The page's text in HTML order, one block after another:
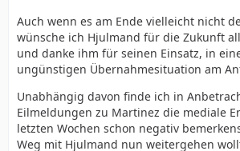
Auch wenn es am Ende vielleicht nicht
wünsche ich Hjulmand für die Zukunft
und danke ihm für seinen Einsatz, in
ungünstigen Übernahmesituation am
Unabhängig davon finde ich in
Eilmeldungen zu Martinez die mediale
letzten Wochen schon negativ
Weg mit Hjulmand nun weitergehen